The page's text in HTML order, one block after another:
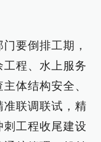
要倒排工期，
程、水上服务
体结构安全、
准联调联试，精
工程收尾建设